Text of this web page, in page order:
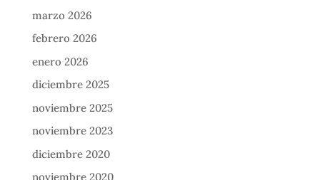
marzo 2026
febrero 2026
enero 2026
diciembre 2025
noviembre 2025
noviembre 2023
diciembre 2020
noviembre 2020